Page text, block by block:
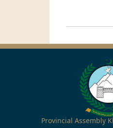
Provincial Assembly